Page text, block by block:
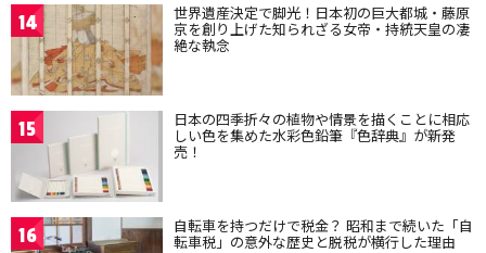
14 世界遺産決定で脚光！日本初の巨大都城・藤原
京を創り上げた知られざる女帝・持統天皇の凄
絶な執念
15 日本の四季折々の植物や情景を描くことに相応
しい色を集めた水彩色鉛筆『色辞典』が新発
売！
16 自転車を持つだけで税金？ 昭和まで続いた「自
転車税」の意外な歴史と脱税が横行した理由